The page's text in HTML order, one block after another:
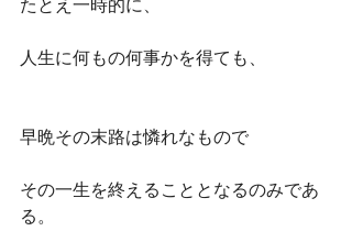
たとえ一時的に、
人生に何もの何事かを得ても、
早晩その末路は憐れなもので
その一生を終えることとなるのみであ
る。